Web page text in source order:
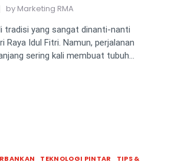
by Marketing RMA
tradisi yang sangat dinanti-nanti
Raya Idul Fitri. Namun, perjalanan
sering kali membuat tubuh…
TEKNOLOGI PINTAR
TIPS &